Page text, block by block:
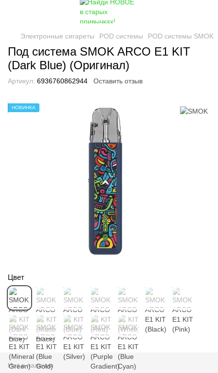
Электронные сигареты POD системы POD системы SMOK
Под система SMOK ARCO E1 KIT
(Dark Blue) (Оригинал)
Артикул: 6936760862944 Оставить отзыв
НОВИНКА
Цвет
Нет в наличии